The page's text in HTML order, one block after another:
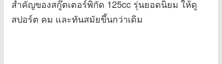
สำคัญของสกู๊ตเตอร์พิกัด 125cc รุ่นยอดนิยม ให้ดู
สปอร์ต คม และทันสมัยขึ้นกว่าเดิม